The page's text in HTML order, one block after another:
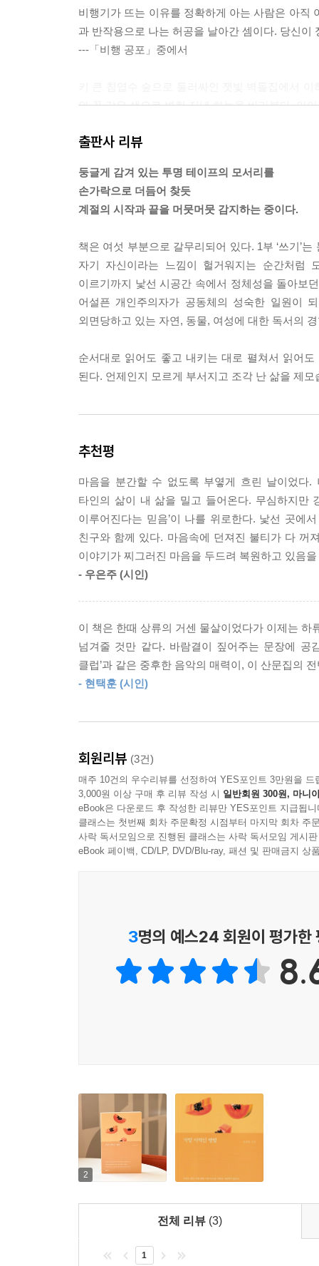
비행기가 뜨는 이유를 정확하게 아는 사람은 아직
과 반작용으로 나는 허공을 날아간 셈이다. 당신
---「비행 공포」중에서
와 꼭 같은 색으로 변한 저녁 하늘을 바라본다. 아
---「이하의 파랑」중에서
나도 이제는 천사라기보다는 천사의 후유증에 가
다보면 나처럼 희박해지고 사소해져서 후유증만
---「천사」중에서
모든 게 마음먹기 나름이라는 말에는 빈틈이 있다
나 시선을 공유할 수밖에 없다. 가난이나 질병에
는 게 있을까.
---「두번째 화살」중에서
태풍. 그런 말들이 등장할 것이다. 반소매 아래 드
테이프의 모서리를 손가락으로 더듬어 찾듯 계절
사람은 나인 것 같기도 하고 아닌 것 같기도 하다.
---「잠과 꿈」중에서
선풍기가 돌아가는 방안은 후덥지근하다. 코끝에
로 길게 잘라 모서리가 예리한 숟가락으로 파먹
들은 파파야 씨앗을 위장약으로 쓴다는 얘기를 들
---「파파야」중에서
칠 년 전에 연락이 끊겼던 사람으로부터 이메일
걷다가 별수없이 다시 뒤집어썼다.
---「지진」중에서
동쪽 하늘에서 빛나는 별이 보였다. 아스팔트에
누군가가 손을 뻗어 좁은 구석에서 끌어내주기를
---「아버지와 나」중에서
선택할 수 있는 것은 나누는 태도뿐일지도 모른다
아니라 인간이 존재하는 방식을 아름답게 하려는
---「기품 있는 죽음」중에서
그리하여 사라지는 것은 마주보며 웃을 수 있고,
앎이라는 것은 자신이 안다는 것을 아는 것과 자
르는 것과 자신이 안다는 것을 모르는 것으로 나
상태에 머물러야 하지 않을까.
---「H₂O와 망각의 강」중에서
출판사 리뷰
둥글게 감겨 있는 투명 테이프의 모서리를
손가락으로 더듬어 찾듯
계절의 시작과 끝을 머뭇머뭇 감지하는 중이다.
책은 여섯 부분으로 갈무리되어 있다. 1부 ‘쓰기’
자기 자신이라는 느낌이 헐거워지는 순간처럼
이르기까지 낯선 시공간 속에서 정체성을 돌아보
어설픈 개인주의자가 공동체의 성숙한 일원이
외면당하고 있는 자연, 동물, 여성에 대한 독서의
순서대로 읽어도 좋고 내키는 대로 펼쳐서 읽어
된다. 언제인지 모르게 부서지고 조각 난 삶을 제
추천평
마음을 분간할 수 없도록 부옇게 흐린 날이었다
타인의 삶이 내 삶을 밀고 들어온다. 무심하지만
이루어진다는 믿음’이 나를 위로한다. 낯선 곳에
친구와 함께 있다. 마음속에 던져진 불티가 다 꺼
이야기가 찌그러진 마음을 두드려 복원하고 있음
- 우은주 (시인)
이 책은 한때 상류의 거센 물살이었다가 이제는
넘겨줄 것만 같다. 바람결이 짚어주는 문장에 공
클럽’과 같은 중후한 음악의 매력이, 이 산문집의
- 현택훈 (시인)
회원리뷰 (3건)
매주 10건의 우수리뷰를 선정하여 YES포인트 3만원을 드
3,000원 이상 구매 후 리뷰 작성 시 일반회원 300원, 마니
eBook은 다운로드 후 작성한 리뷰만 YES포인트 지급됩니
클래스는 첫번째 회차 주문확정 시점부터 마지막 회차 주
사락 독서모임으로 진행된 클래스는 사락 독서모임 게시
eBook 페이백, CD/LP, DVD/Blu-ray, 패션 및 판매금지 상
3명의 예스24 회원이 평가한
2
전체 리뷰 (3)
1